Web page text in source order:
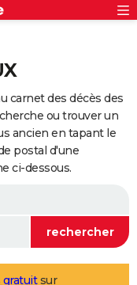
carnet des décès des
ou trouver un
ancien en tapant le
postal d'une
ci-dessous.
gratuitsur